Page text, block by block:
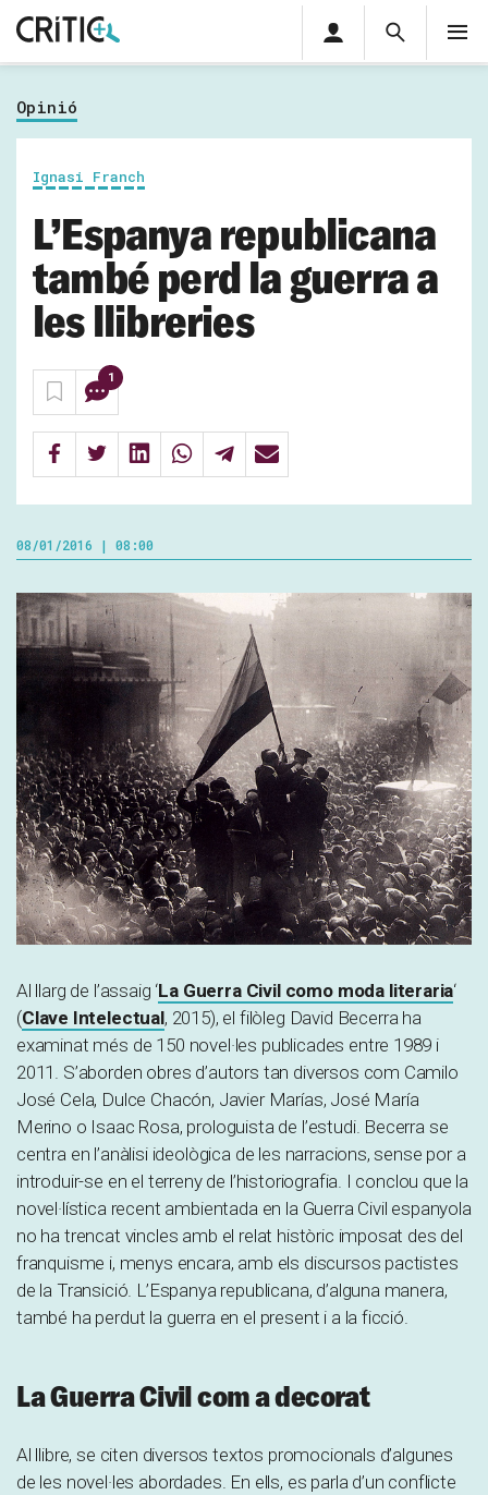
Cerca
Cerca
privada
Inicia sessió
Opinió
Ignasi Franch
L’Espanya republicana
també perd la guerra a
les llibreries
1
08/01/2016 | 08:00
Al llarg de l’assaig ‘La Guerra Civil como moda literaria‘
(Clave Intelectual, 2015), el filòleg David Becerra ha
examinat més de 150 novel·les publicades entre 1989 i
2011. S’aborden obres d’autors tan diversos com Camilo
José Cela, Dulce Chacón, Javier Marías, José María
Merino o Isaac Rosa, prologuista de l’estudi. Becerra se
centra en l’anàlisi ideològica de les narracions, sense por a
introduir-se en el terreny de l’historiografia. I conclou que la
novel·lística recent ambientada en la Guerra Civil espanyola
no ha trencat vincles amb el relat històric imposat des del
franquisme i, menys encara, amb els discursos pactistes
de la Transició. L’Espanya republicana, d’alguna manera,
també ha perdut la guerra en el present i a la ficció.
La Guerra Civil com a decorat
Al llibre, se citen diversos textos promocionals d’algunes
de les novel·les abordades. En ells, es parla d’un conflicte